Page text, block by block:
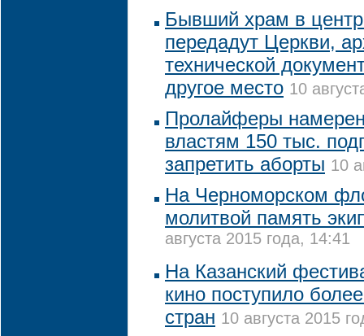
Бывший храм в
передадут Церкви,
технической
другое место 10
Пролайферы
властям 150 тыс.
запретить аборты 10
На Черноморском
молитвой память
августа 2015 года, 14:41
На Казанский
кино поступило
стран 10 августа 2015